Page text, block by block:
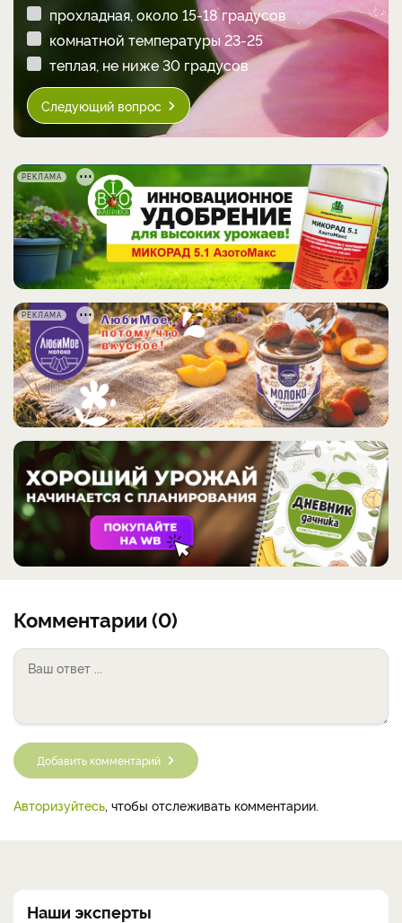
прохладная, около 15-18 градусов
комнатной температуры 23-25
теплая, не ниже 30 градусов
Следующий вопрос
РЕКЛАМА
РЕКЛАМА
Комментарии (0)
Добавить комментарий
Авторизуйтесь , чтобы отслеживать комментарии.
Наши эксперты